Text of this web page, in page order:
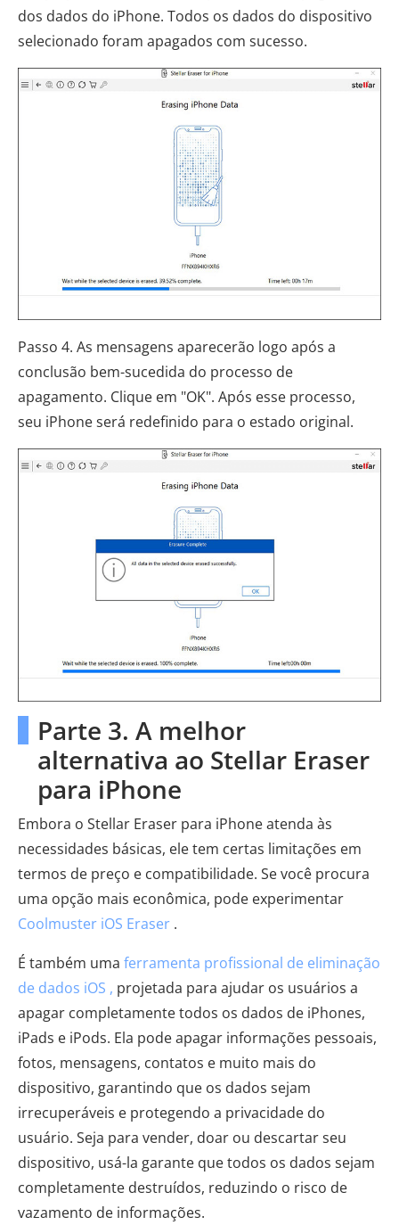
dos dados do iPhone. Todos os dados do dispositivo
selecionado foram apagados com sucesso.
Passo 4. As mensagens aparecerão logo após a
conclusão bem-sucedida do processo de
apagamento. Clique em "OK". Após esse processo,
seu iPhone será redefinido para o estado original.
Parte 3. A melhor
alternativa ao Stellar Eraser
para iPhone
Embora o Stellar Eraser para iPhone atenda às
necessidades básicas, ele tem certas limitações em
termos de preço e compatibilidade. Se você procura
uma opção mais econômica, pode experimentar
Coolmuster iOS Eraser .
É também uma ferramenta profissional de eliminação
de dados iOS , projetada para ajudar os usuários a
apagar completamente todos os dados de iPhones,
iPads e iPods. Ela pode apagar informações pessoais,
fotos, mensagens, contatos e muito mais do
dispositivo, garantindo que os dados sejam
irrecuperáveis ​​e protegendo a privacidade do
usuário. Seja para vender, doar ou descartar seu
dispositivo, usá-la garante que todos os dados sejam
completamente destruídos, reduzindo o risco de
vazamento de informações.